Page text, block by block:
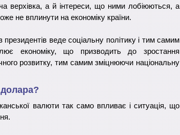
верхівка, а й інтереси, що ними лобіюються, а
не вплинути на економіку країни.
президентів веде соціальну політику і тим самим
економіку, що призводить до зростання
розвитку, тим самим зміцнюючи національну
валюти так само впливає і ситуація, що